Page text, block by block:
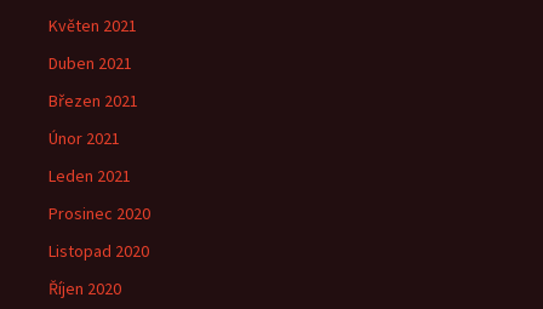
Květen 2021
Duben 2021
Březen 2021
Únor 2021
Leden 2021
Prosinec 2020
Listopad 2020
Říjen 2020